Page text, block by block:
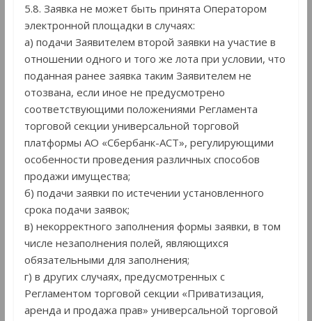
5.8. Заявка не может быть принята Оператором
электронной площадки в случаях:
а) подачи Заявителем второй заявки на участие в
отношении одного и того же лота при условии, что
поданная ранее заявка таким Заявителем не
отозвана, если иное не предусмотрено
соответствующими положениями Регламента
торговой секции универсальной торговой
платформы АО «Сбербанк-АСТ», регулирующими
особенности проведения различных способов
продажи имущества;
б) подачи заявки по истечении установленного
срока подачи заявок;
в) некорректного заполнения формы заявки, в том
числе незаполнения полей, являющихся
обязательными для заполнения;
г) в других случаях, предусмотренных с
Регламентом торговой секции «Приватизация,
аренда и продажа прав» универсальной торговой